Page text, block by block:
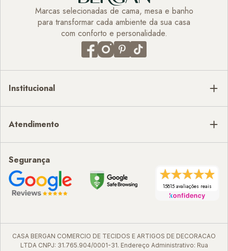
Marcas selecionadas de cama, mesa e banho
para transformar cada ambiente da sua casa
com conforto e personalidade.
Institucional
Atendimento
Segurança
15815 avaliações reais
CASA BERGAN COMERCIO DE TECIDOS E ARTIGOS DE DECORACAO
LTDA CNPJ: 31.765.904/0001-31. Endereço Administrativo: Rua